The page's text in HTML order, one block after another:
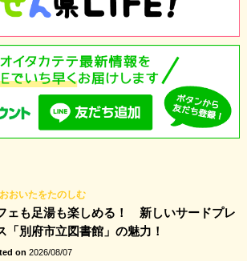
おおいたをたのしむ
ェも足湯も楽しめる！ 新しいサードプレ
「別府市立図書館」の魅力！
on 2026/08/07